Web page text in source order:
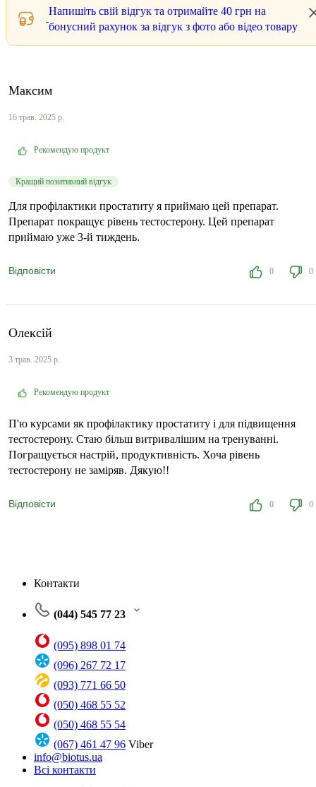
Напишіть свій відгук та отримайте 40 грн на
бонусний рахунок за відгук з фото або відео товару
Максим
16 трав. 2025 р.
Рекомендую продукт
Кращий позитивний відгук
Для профілактики простатиту я приймаю цей препарат.
Препарат покращує рівень тестостерону. Цей препарат
приймаю уже 3-й тиждень.
Відповісти 0 0
Олексій
3 трав. 2025 р.
Рекомендую продукт
П'ю курсами як профілактику простатиту і для підвищення
тестостерону. Стаю більш витривалішим на тренуванні.
Погращується настрій, продуктивність. Хоча рівень
тестостерону не заміряв. Дякую!!
Відповісти 0 0
Контакти
(044) 545 77 23
(095) 898 01 74
(096) 267 72 17
(093) 771 66 50
(050) 468 55 52
(050) 468 55 54
(067) 461 47 96 Viber
info@biotus.ua
Всі контакти